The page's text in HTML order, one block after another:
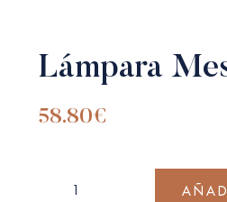
Lámpara
58.80€